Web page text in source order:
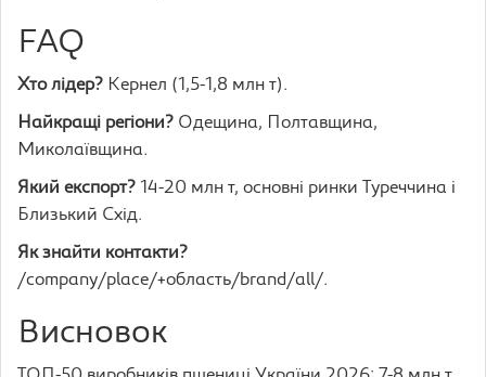
FAQ
Хто лідер? Кернел (1,5-1,8 млн т).
Найкращі регіони? Одещина, Полтавщина,
Миколаївщина.
Який експорт? 14-20 млн т, основні ринки Туреччина і
Близький Схід.
Як знайти контакти?
/company/place/+область/brand/all/.
Висновок